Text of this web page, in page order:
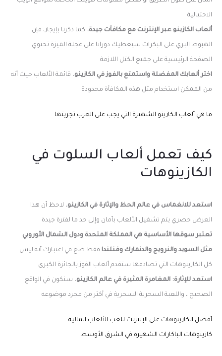
الاحتيالية
ألعاب الكازينو عبر الإنترنت مع مكافآت جيدة. كما ذكرنا بإيجاز، فإن
الهبوط البري على البكرات سيعطيك دورانا على عجلة الميزة تحتوي
الصفحة الرئيسية على جميع الكتل اللازمة
اختر ألعابك المفضلة واستمتع بالفوز في الكازينو. قائمة الألعاب حيث أنه
من الممكن استخدام مثل هذه المكافأة محدودة
ما هي ألعاب الكازينو الشهيرة التي يجب على العرب تجربتها
كيف تعمل ألعاب السلوت في
الكازينوهات
استعد للانغماس في عالم الحظ والإثارة في الكازينو. لاحظ أن هذا
العرض حصري يتم تشغيل الألعاب بأمان وإلى حد ما لفترة جيدة
تعتبر سوقها الأساسية هي المملكة المتحدة ودول الشمال الأوروبي
مثل السويد والنرويج والدنمارك وفنلندا فقط ضع في اعتبارك أنه ليس
كل الكازينوهات التي تصادفها ستقدم ألعاب الفوز بالجائزة الكبرى
استعد للإثارة: المغامرة المثيرة في عالم الكازينو. سنكون في الواقع
الصحيح ، واللعبة السحرية السحرية في أكثر من مجرد موضوعه
أفضل الكازينوهات على الإنترنت للعب الألعاب المالية
كازينوهات الباكارات الشهيرة في الشرق الأوسط